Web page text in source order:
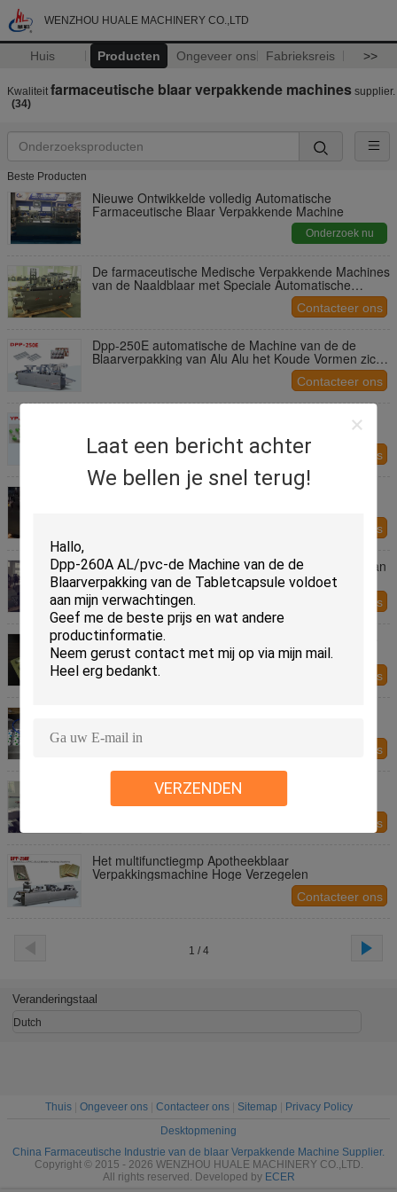
WENZHOU HUALE MACHINERY CO.,LTD
Huis Producten Ongeveer ons Fabrieksreis >>
Laat een bericht achter
We bellen je snel terug!
VERZENDEN
Kwaliteit farmaceutische blaar verpakkende machines supplier.
(34)
Beste Producten
Nieuwe Ontwikkelde volledig Automatische
Farmaceutische Blaar Verpakkende Machine
Onderzoek nu
De farmaceutische Medische Verpakkende Machines
van de Naaldblaar met Speciale Automatische
Contacteer ons
Dpp-250E automatische de Machine van de de
Blaarverpakking van Alu Alu het Koude Vormen zich
Contacteer ons
Contacteer ons
Mini Farmaceutische Blaar Verpakkende
Contacteer ons
Hand het Voeden Systeem Farmaceutische PLC van
Blaar Verpakkende Machines Controle
Contacteer ons
De automatische van de Machine Koude Formable
Alu Alu van de Blaarverpakking Verpakkende
Machines
Contacteer ons
Knipsels per Minuut
Contacteer ons
GMP het Farmaceutische Verpakkende Materiaal
van de Machine Hoge Verzegelende Blaar Drie
Contacteer ons
Het multifunctiegmp Apotheekblaar
Verpakkingsmachine Hoge Verzegelen
Contacteer ons
1 / 4
Veranderingstaal
Dutch
Thuis| Ongeveer ons| Contacteer ons| Sitemap
Privacy Policy
Desktopmening
China Farmaceutische Industrie van de blaar Verpakkende Machine Supplier.
Copyright © 2015 - 2026 WENZHOU HUALE MACHINERY CO.,LTD.
All rights reserved. Developed by ECER